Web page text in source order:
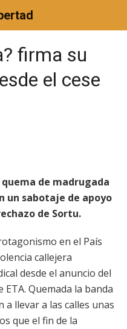
firma su
el cese
quema de madrugada
un sabotaje de apoyo
de Sortu.
en el País
callejera
desde el anuncio del
ETA. Quemada la banda
llevar a las calles unas
que el fin de la